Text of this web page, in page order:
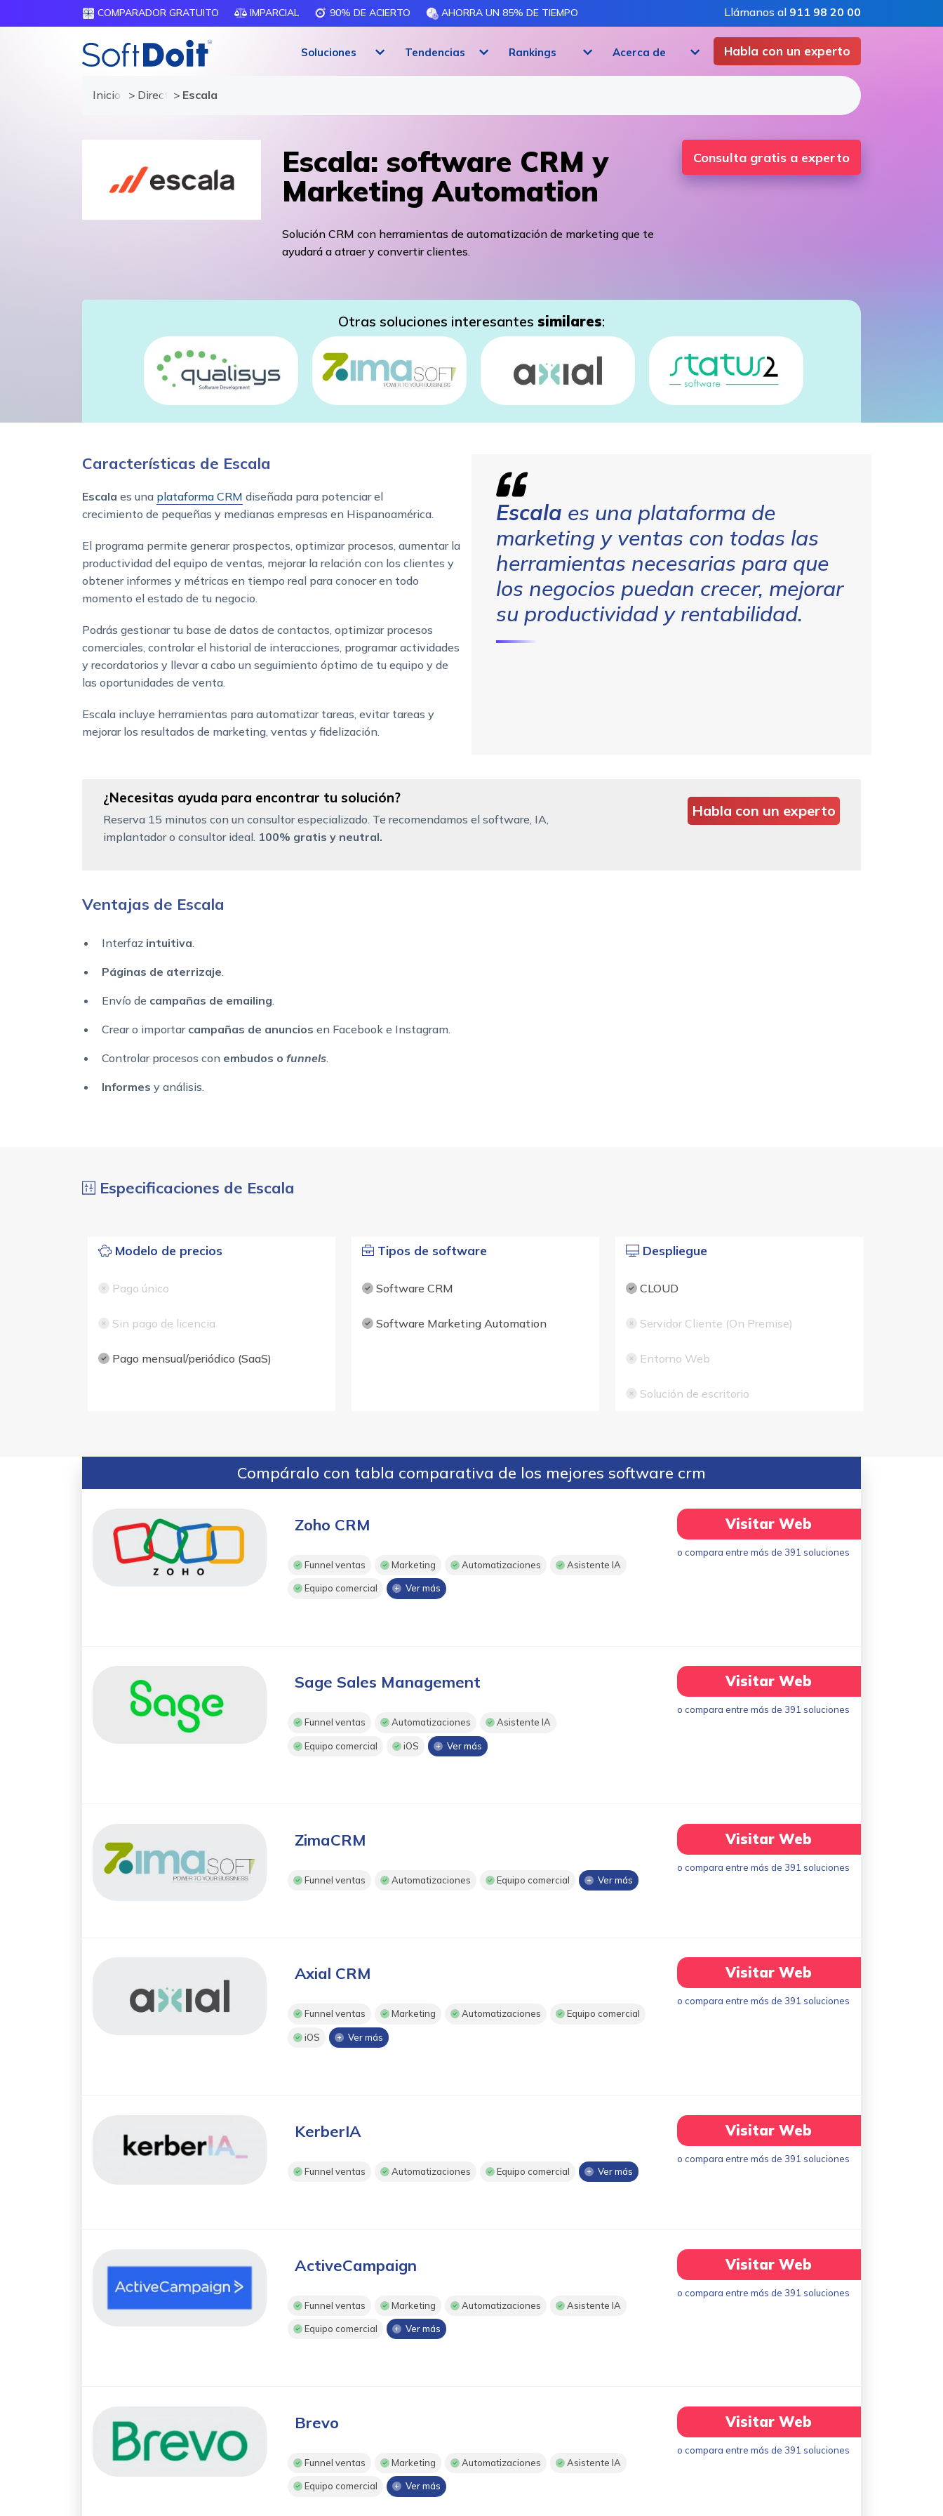
COMPARADOR GRATUITO IMPARCIAL 90% DE ACIERTO AHORRA UN 85% DE TIEMPO Llámanos al 911 98 20 00
Habla con un experto
Soluciones Tendencias Rankings Acerca de
Inicio Directorio de proveedores
Escala
Escala: software CRM y
Marketing Automation
Solución CRM con herramientas de automatización de marketing que te
ayudará a atraer y convertir clientes.
Consulta gratis a experto
Otras soluciones interesantes similares:
Características de Escala
Escala es una plataforma CRM diseñada para potenciar el
crecimiento de pequeñas y medianas empresas en Hispanoamérica.
El programa permite generar prospectos, optimizar procesos, aumentar la
productividad del equipo de ventas, mejorar la relación con los clientes y
obtener informes y métricas en tiempo real para conocer en todo
momento el estado de tu negocio.
Podrás gestionar tu base de datos de contactos, optimizar procesos
comerciales, controlar el historial de interacciones, programar actividades
y recordatorios y llevar a cabo un seguimiento óptimo de tu equipo y de
las oportunidades de venta.
Escala incluye herramientas para automatizar tareas, evitar tareas y
mejorar los resultados de marketing, ventas y fidelización.
Escala es una plataforma de
marketing y ventas con todas las
herramientas necesarias para que
los negocios puedan crecer, mejorar
su productividad y rentabilidad.
¿Necesitas ayuda para encontrar tu solución?
Reserva 15 minutos con un consultor especializado. Te recomendamos el software, IA,
implantador o consultor ideal. 100% gratis y neutral.
Habla con un experto
Ventajas de Escala
Interfaz intuitiva.
Páginas de aterrizaje.
Envío de campañas de emailing.
Crear o importar campañas de anuncios en Facebook e Instagram.
Controlar procesos con embudos o funnels.
Informes y análisis.
Especificaciones de Escala
Modelo de precios
Pago único
Sin pago de licencia
Pago mensual/periódico (SaaS)
Tipos de software
Software CRM
Software Marketing Automation
Despliegue
CLOUD
Servidor Cliente (On Premise)
Entorno Web
Solución de escritorio
Compáralo con tabla comparativa de los mejores software crm
Zoho CRM
Funnel ventas Marketing Automatizaciones Asistente IA
Equipo comercial Ver más
Visitar Web
o compara entre más de 391 soluciones
Sage Sales Management
Funnel ventas Automatizaciones Asistente IA
Equipo comercial iOS Ver más
Visitar Web
o compara entre más de 391 soluciones
ZimaCRM
Funnel ventas Automatizaciones Equipo comercial Ver más
Visitar Web
o compara entre más de 391 soluciones
Axial CRM
Funnel ventas Marketing Automatizaciones Equipo comercial
iOS Ver más
Visitar Web
o compara entre más de 391 soluciones
KerberIA
Funnel ventas Automatizaciones Equipo comercial Ver más
Visitar Web
o compara entre más de 391 soluciones
ActiveCampaign
Funnel ventas Marketing Automatizaciones Asistente IA
Equipo comercial Ver más
Visitar Web
o compara entre más de 391 soluciones
Brevo
Funnel ventas Marketing Automatizaciones Asistente IA
Equipo comercial Ver más
Visitar Web
o compara entre más de 391 soluciones